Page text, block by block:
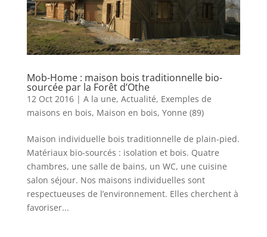
Mob-Home : maison bois traditionnelle bio-
sourcée par la Forêt d’Othe
12 Oct 2016| A la une, Actualité, Exemples de
maisons en bois, Maison en bois, Yonne (89)
Maison individuelle bois traditionnelle de plain-pied.
Matériaux bio-sourcés : isolation et bois. Quatre
chambres, une salle de bains, un WC, une cuisine
salon séjour. Nos maisons individuelles sont
respectueuses de l’environnement. Elles cherchent à
favoriser...